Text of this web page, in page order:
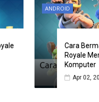
ANDROID
Cara
Royale
Komputer
Apr 02,